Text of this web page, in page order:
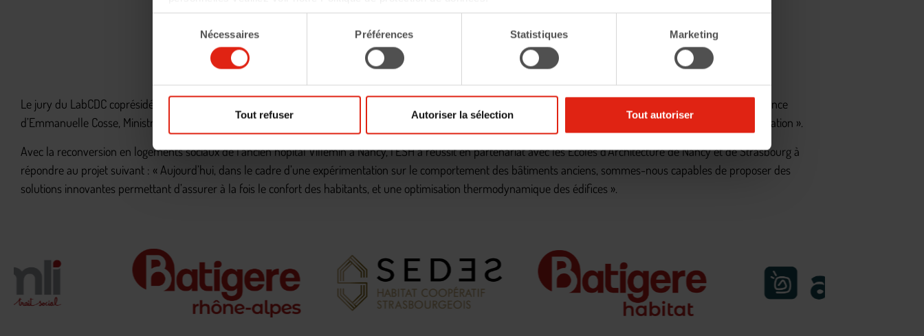
consentement
Nécessaires Préférences Statistiques Marketing
Tout refuser Autoriser la sélection Tout autoriser
Le jury du LabCDC coprésidé par Pierre-René LEBAS, directeur général du Groupe CDC, et Jean-Louis DUMONT, Président de l’USH, a annoncé le 8 mars en présence
d’Emmanuelle Cosse, Ministre du Logement et de l’Habitat durable, les 5 équipes retenues à l’issue de son appel à projets « Pour une architecture de la transformation ».
Avec la reconversion en logements sociaux de l’ancien hôpital Villemin à Nancy, l’ESH a réussit en partenariat avec les Écoles d’Architecture de Nancy et de Strasbourg à
répondre au projet suivant : « Aujourd’hui, dans le cadre d’une expérimentation sur le comportement des bâtiments anciens, sommes-nous capables de proposer des
solutions innovantes permettant d’assurer à la fois le confort des habitants, et une optimisation thermodynamique des édifices ».